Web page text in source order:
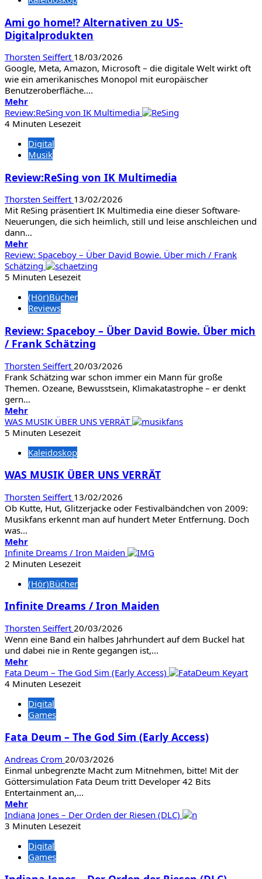
Ami go home!? Alternativen zu US-
Digitalprodukten
Thorsten Seiffert 18/03/2026
Google, Meta, Amazon, Microsoft – die digitale Welt wirkt oft
wie ein amerikanisches Monopol mit europäischer
Benutzeroberfläche....
MehrMehr
Informationen
über
go
home!?
zu
Digitalprodukten
Review:ReSing von IK Multimedia
4 Minuten Lesezeit
Digital
Musik
Review:ReSing von IK Multimedia
Thorsten Seiffert 13/02/2026
Mit ReSing präsentiert IK Multimedia eine dieser Software-
Neuerungen, die sich heimlich, still und leise anschleichen und
dann...
MehrMehr
Informationen
über
Review:ReSing
IK
Multimedia
Review: Spaceboy – Über David Bowie. Über mich / Frank
Schätzing
5 Minuten Lesezeit
(Hör)Bücher
Reviews
Review: Spaceboy – Über David Bowie. Über mich
/ Frank Schätzing
Thorsten Seiffert 20/03/2026
Frank Schätzing war schon immer ein Mann für große
Themen. Ozeane, Bewusstsein, Klimakatastrophe – er denkt
gern...
MehrMehr
Informationen
über
Spaceboy
Über
Bowie.
Über
mich
Frank
Schätzing
WAS MUSIK ÜBER UNS VERRÄT
5 Minuten Lesezeit
Kaleidoskop
WAS MUSIK ÜBER UNS VERRÄT
Thorsten Seiffert 13/02/2026
Ob Kutte, Hut, Glitzerjacke oder Festivalbändchen von 2009:
Musikfans erkennt man auf hundert Meter Entfernung. Doch
was...
MehrMehr
Informationen
über
MUSIK
UNS
Infinite Dreams / Iron Maiden
2 Minuten Lesezeit
(Hör)Bücher
Infinite Dreams / Iron Maiden
Thorsten Seiffert 20/03/2026
Wenn eine Band ein halbes Jahrhundert auf dem Buckel hat
und dabei nie in Rente gegangen ist,...
MehrMehr
Informationen
über
Dreams
/
Maiden
Fata Deum – The God Sim (Early Access)
4 Minuten Lesezeit
Digital
Games
Fata Deum – The God Sim (Early Access)
Andreas Crom 20/03/2026
Einmal unbegrenzte Macht zum Mitnehmen, bitte! Mit der
Göttersimulation Fata Deum tritt Developer 42 Bits
Entertainment an,...
MehrMehr
Informationen
über
Deum
–
Indiana Jones – Der Orden der Riesen (DLC)
3 Minuten Lesezeit
Digital
Games